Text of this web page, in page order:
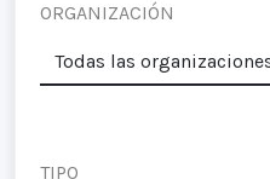
ORGANIZACIÓN
TIPO